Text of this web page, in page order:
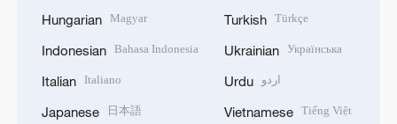
Hungarian Magyar
Indonesian Bahasa Indonesia
Italian Italiano
Japanese 日本語
Turkish Türkçe
Ukrainian Українська
Urdu اردو
Vietnamese Tiếng Việt